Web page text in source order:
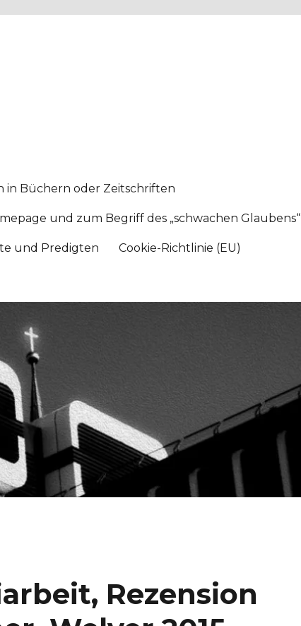
Büchern oder Zeitschriften
und zum Begriff des „schwachen Glaubens“
und Predigten Cookie-Richtlinie (EU)
Rezension